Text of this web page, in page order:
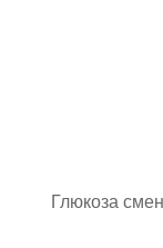
Глюкоза